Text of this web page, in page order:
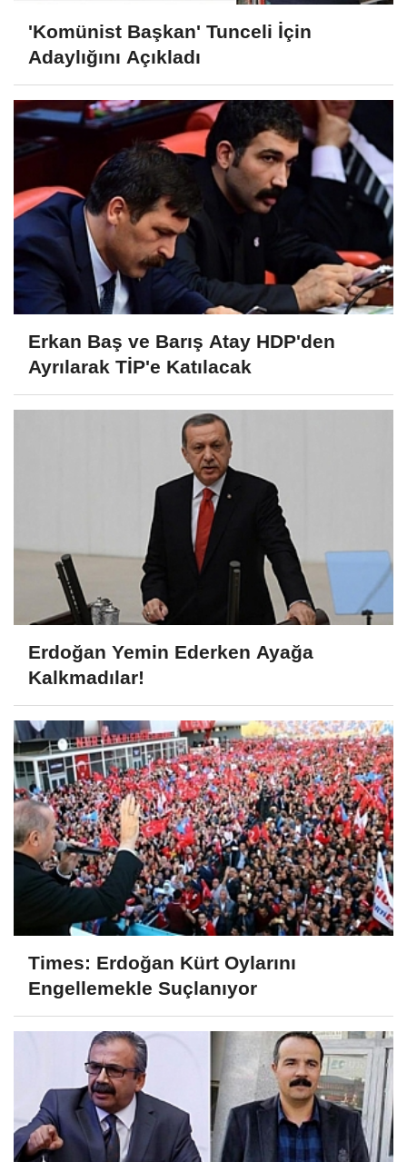
'Komünist Başkan' Tunceli İçin
Adaylığını Açıkladı
Erkan Baş ve Barış Atay HDP'den
Ayrılarak TİP'e Katılacak
Erdoğan Yemin Ederken Ayağa
Kalkmadılar!
Times: Erdoğan Kürt Oylarını
Engellemekle Suçlanıyor